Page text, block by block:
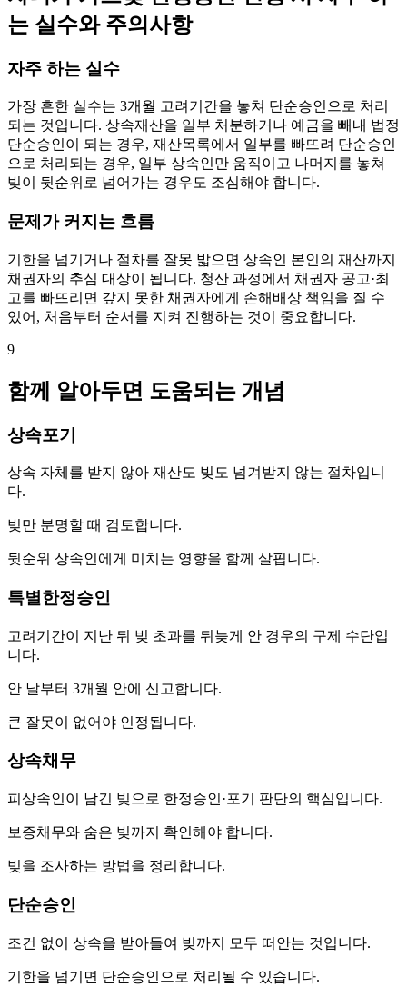
는 실수와 주의사항
자주 하는 실수
가장 흔한 실수는 3개월 고려기간을 놓쳐 단순승인으로 처리
되는 것입니다. 상속재산을 일부 처분하거나 예금을 빼내 법정
단순승인이 되는 경우, 재산목록에서 일부를 빠뜨려 단순승인
으로 처리되는 경우, 일부 상속인만 움직이고 나머지를 놓쳐
빚이 뒷순위로 넘어가는 경우도 조심해야 합니다.
문제가 커지는 흐름
기한을 넘기거나 절차를 잘못 밟으면 상속인 본인의 재산까지
채권자의 추심 대상이 됩니다. 청산 과정에서 채권자 공고·최
고를 빠뜨리면 갚지 못한 채권자에게 손해배상 책임을 질 수
있어, 처음부터 순서를 지켜 진행하는 것이 중요합니다.
9
함께 알아두면 도움되는 개념
상속포기
상속 자체를 받지 않아 재산도 빚도 넘겨받지 않는 절차입니
다.
빚만 분명할 때 검토합니다.
뒷순위 상속인에게 미치는 영향을 함께 살핍니다.
특별한정승인
고려기간이 지난 뒤 빚 초과를 뒤늦게 안 경우의 구제 수단입
니다.
안 날부터 3개월 안에 신고합니다.
큰 잘못이 없어야 인정됩니다.
상속채무
피상속인이 남긴 빚으로 한정승인·포기 판단의 핵심입니다.
보증채무와 숨은 빚까지 확인해야 합니다.
빚을 조사하는 방법을 정리합니다.
단순승인
조건 없이 상속을 받아들여 빚까지 모두 떠안는 것입니다.
기한을 넘기면 단순승인으로 처리될 수 있습니다.